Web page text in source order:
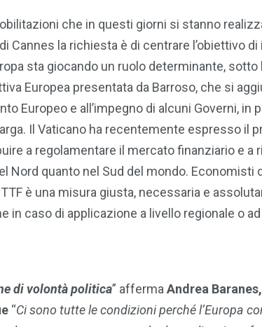
che in questi giorni si stanno
Cannes la richiesta è di centrare l’obiettivo
sta giocando un ruolo determinante,
Europea presentata da Barroso, che si
Europeo e all’impegno di alcuni Governi, in
Il Vaticano ha recentemente espresso il
a regolamentare il mercato finanziario e a
Nord quanto nel Sud del mondo.
è una misura giusta, necessaria e
in caso di applicazione a livello regionale o
di volontà politica” afferma Andrea
“Ci sono tutte le condizioni perché l’Europa